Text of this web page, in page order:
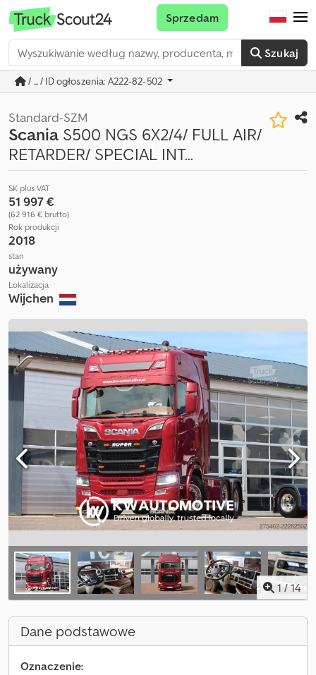
Szukaj
Sprzedam
/ ... / ID ogłoszenia: A222-82-502
Standard-SZM
Scania S500 NGS 6X2/4/ FULL AIR/
RETARDER/ SPECIAL INT...
SK plus VAT
51 997 €
(62 916 € brutto)
Rok produkcji
2018
stan
używany
Lokalizacja
Wijchen
1 / 14
Dane podstawowe
Oznaczenie: